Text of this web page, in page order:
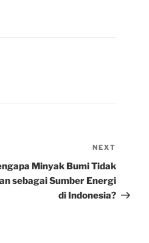
Post
NEXT
Minyak Bumi Tidak
sebagai Sumber Energi
di Indonesia?